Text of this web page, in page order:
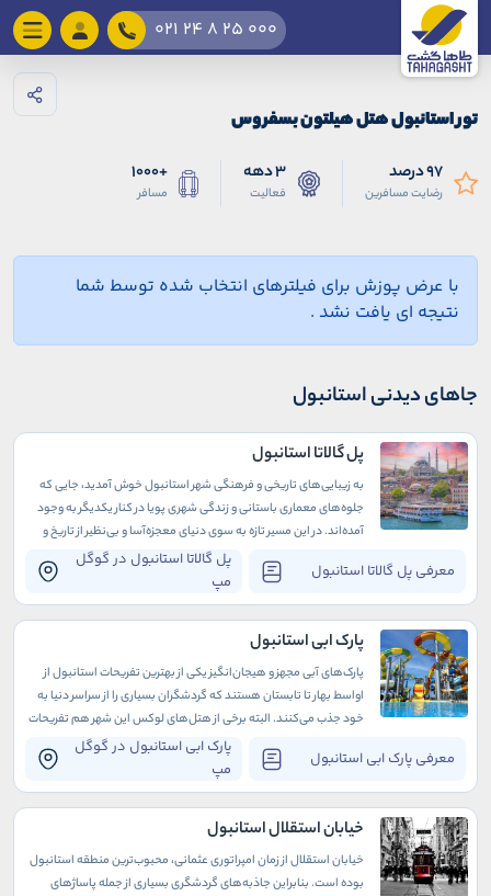
021 24 8 25 000
تور استانبول هتل هیلتون بسفروس
97 درصد
رضایت مسافرین
3 دهه
فعالیت
+1000
مسافر
با عرض پوزش برای فیلترهای انتخاب شده توسط شما
نتیجه ای یافت نشد .
جاهای دیدنی استانبول
پل گالاتا استانبول
معرفی پل گالاتا استانبول
پل گالاتا استانبول در گوگل
مپ
به زیبایی‌های تاریخی و فرهنگی شهر استانبول خوش آمدید، جایی که
جلوه‌های معماری باستانی و زندگی شهری پویا در کنار یکدیگر به وجود
آمده‌اند. در این مسیر تازه‌ به سوی دنیای معجزه‌آسا و بی‌نظیر از تاریخ و
فرهنگ، به دیدار یک اثر جذاب در دسترس خوش آمدید: پل گالاتا.
پارک ابی استانبول
معرفی پارک ابی استانبول
پارک ابی استانبول در گوگل
مپ
پارک‌های آبی مجهز و هیجان‌انگیز یکی از بهترین تفریحات استانبول از
اواسط بهار تا تابستان هستند که گردشگران بسیاری را از سراسر دنیا به
خود جذب می‌کنند. البته برخی از هتل‌های لوکس این شهر هم تفریحات
آبی متعددی دارند که دوران اقامت شما را به مراتب لذت‌بخش‌تر
می‌سازند.
خیابان استقلال استانبول
خیابان استقلال از زمان امپراتوری عثمانی، محبوب‌ترین منطقه استانبول
بوده است. بنابراین جاذبه‌های گردشگری بسیاری از جمله پاساژهای